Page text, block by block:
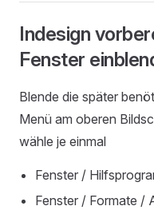
Indesign
Fenster
Blende die später
Menü am oberen
wähle je einmal
Fenster /
Fenster / Formate /